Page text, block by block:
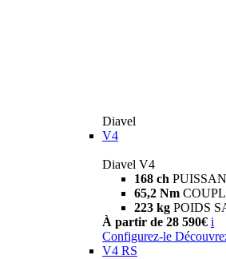
Diavel
V4
Diavel V4
168 ch
65,2 Nm
223 kg POIDS
À partir de 28 590€ i
Configurez-le
V4 RS